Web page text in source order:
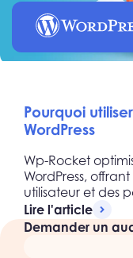
Pourquoi
WordPress
Wp-Rocket
WordPress,
utilisateur et des
Lire l'article
Demander un